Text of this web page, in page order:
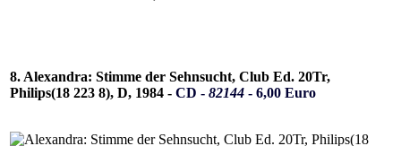
8. Alexandra: Stimme der Sehnsucht, Club Ed. 20Tr,
Philips(18 223 8), D, 1984 - CD - 82144 - 6,00 Euro